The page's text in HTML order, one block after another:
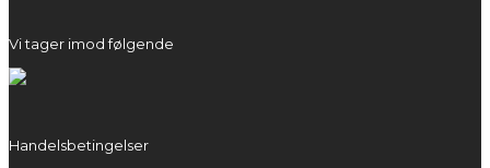
Vi tager imod følgende
Handelsbetingelser